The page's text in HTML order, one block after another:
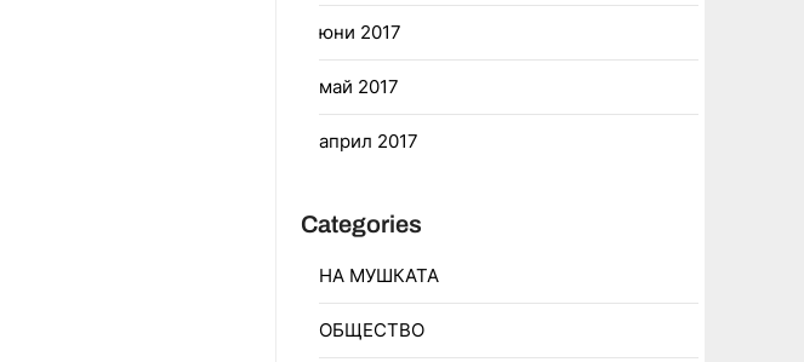
юни 2017
май 2017
април 2017
Categories
НА МУШКАТА
ОБЩЕСТВО